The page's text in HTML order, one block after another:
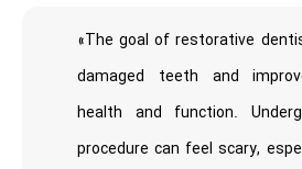
«The goal of restorative
damaged teeth and
health and function.
procedure can feel scary,